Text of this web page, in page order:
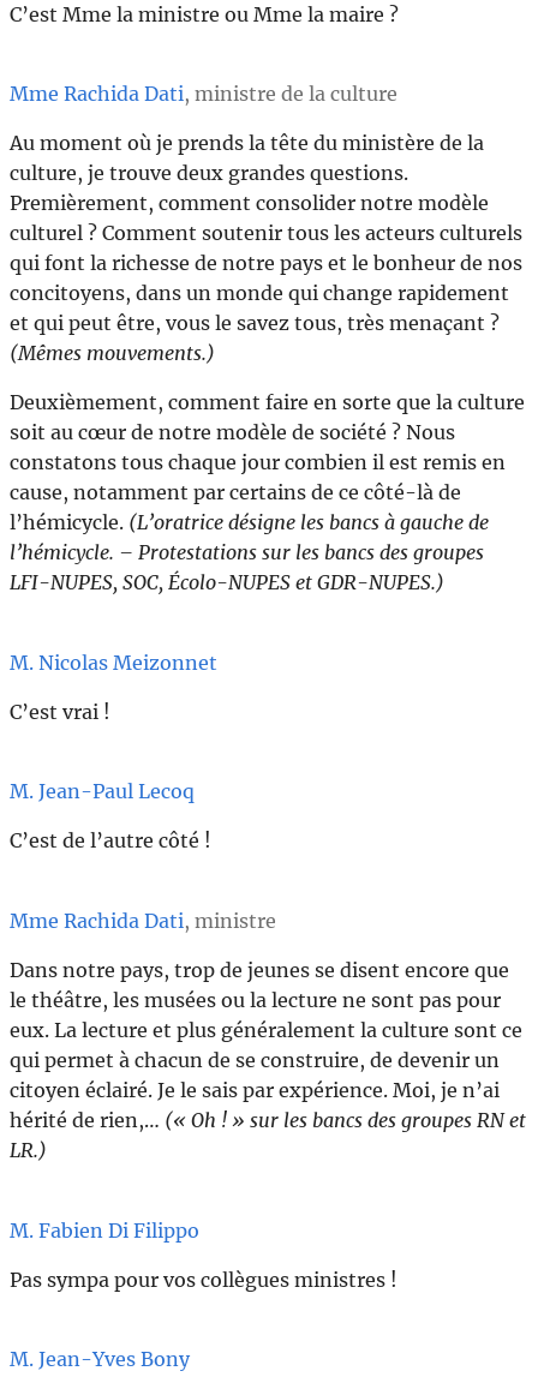
C’est Mme la ministre ou Mme la maire ?
Mme Rachida Dati, ministre de la culture
Au moment où je prends la tête du ministère de la
culture, je trouve deux grandes questions.
Premièrement, comment consolider notre modèle
culturel ? Comment soutenir tous les acteurs culturels
qui font la richesse de notre pays et le bonheur de nos
concitoyens, dans un monde qui change rapidement
et qui peut être, vous le savez tous, très menaçant ?
(Mêmes mouvements.)
Deuxièmement, comment faire en sorte que la culture
soit au cœur de notre modèle de société ? Nous
constatons tous chaque jour combien il est remis en
cause, notamment par certains de ce côté-là de
l’hémicycle. (L’oratrice désigne les bancs à gauche de
l’hémicycle. – Protestations sur les bancs des groupes
LFI-NUPES, SOC, Écolo-NUPES et GDR-NUPES.)
M. Nicolas Meizonnet
C’est vrai !
M. Jean-Paul Lecoq
C’est de l’autre côté !
Mme Rachida Dati, ministre
Dans notre pays, trop de jeunes se disent encore que
le théâtre, les musées ou la lecture ne sont pas pour
eux. La lecture et plus généralement la culture sont ce
qui permet à chacun de se construire, de devenir un
citoyen éclairé. Je le sais par expérience. Moi, je n’ai
hérité de rien,… (« Oh ! » sur les bancs des groupes RN et
LR.)
M. Fabien Di Filippo
Pas sympa pour vos collègues ministres !
M. Jean-Yves Bony